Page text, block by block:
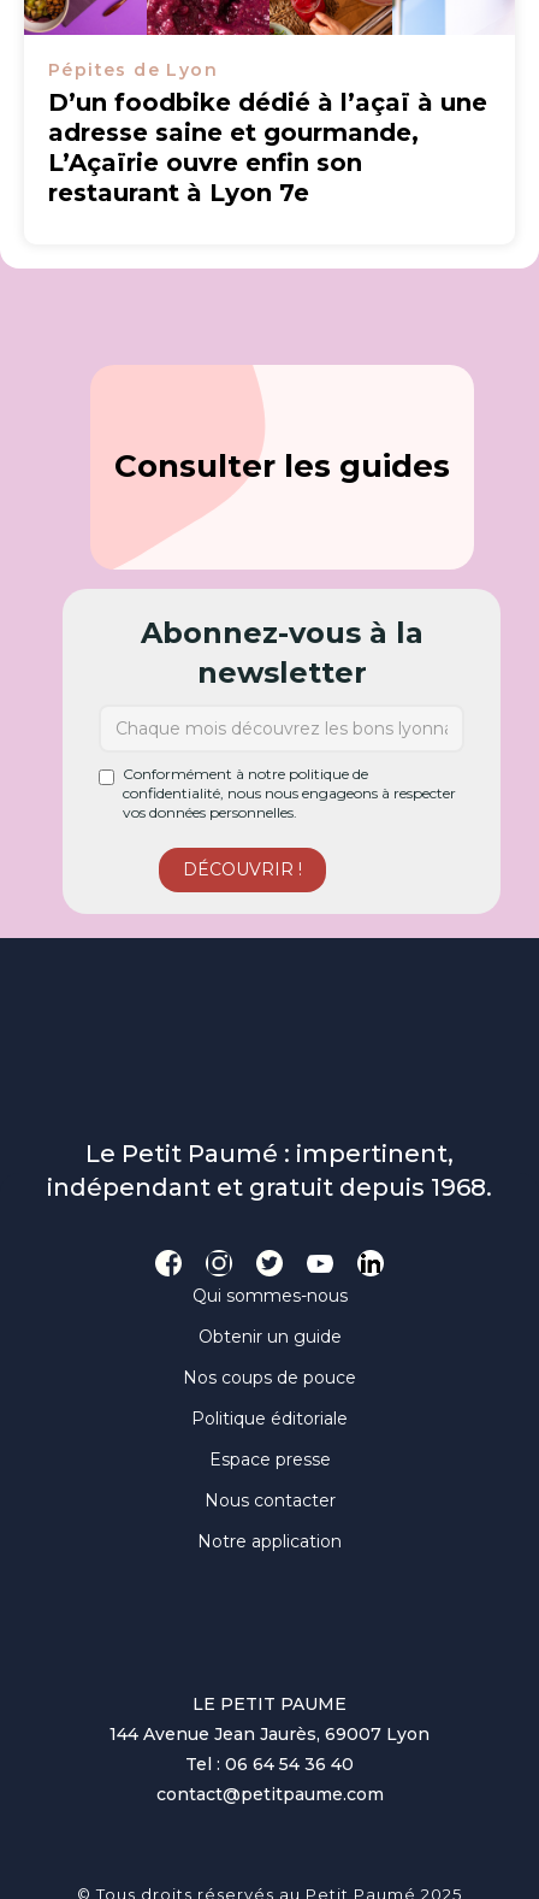
Pépites de Lyon
D’un foodbike dédié à l’açaï à une
adresse saine et gourmande,
L’Açaïrie ouvre enfin son
restaurant à Lyon 7e
Consulter les guides
Abonnez-vous à la
newsletter
Conformément à notre politique de
confidentialité, nous nous engageons à respecter
vos données personnelles.
Le Petit Paumé : impertinent,
indépendant et gratuit depuis 1968.
Qui sommes-nous
Obtenir un guide
Nos coups de pouce
Politique éditoriale
Espace presse
Nous contacter
Notre application
LE PETIT PAUME
144 Avenue Jean Jaurès, 69007 Lyon
Tel : 06 64 54 36 40
contact@petitpaume.com
© Tous droits réservés au Petit Paumé 2025